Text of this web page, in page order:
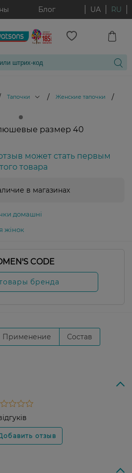
Блог UA RU
Тапочки / Женские тапочки /
размер 40
может стать первым
товара
в магазинах
домашні
жінок
CODE
бренда
Применение Состав